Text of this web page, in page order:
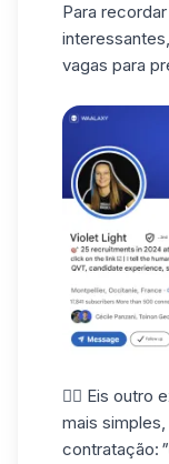
Para
vagas para
👉🏼 Eis
mais
contratação: